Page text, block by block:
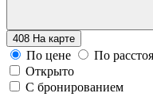
408 На карте
По цене
По
Открыто
С бронированием